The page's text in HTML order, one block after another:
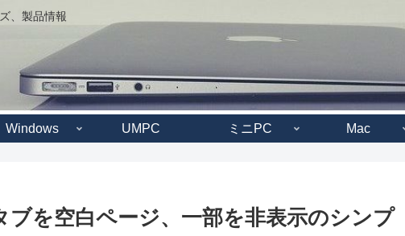
、製品情報
Windows UMPC ミニPC Mac
を空白ページ、一部を非表示のシンプ